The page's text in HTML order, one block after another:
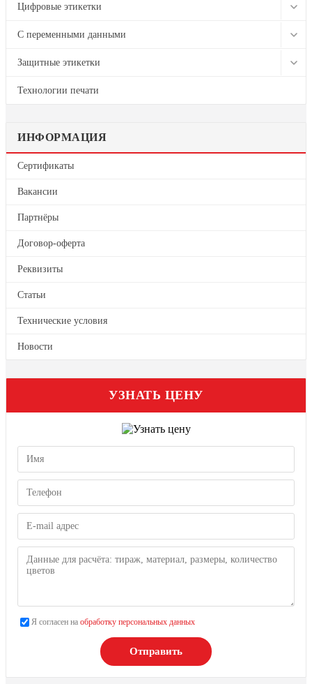
Цветные этикетки
На бутылки, банки, крышки
Термонаклейки
Цифровые этикетки
На пленке
С переменными данными
Со штрихкодом
Защитные этикетки
Пломбовые наклейки
Технологии печати
ИНФОРМАЦИЯ
Сертификаты
Вакансии
Партнёры
Договор-оферта
Реквизиты
Статьи
Технические условия
Новости
УЗНАТЬ ЦЕНУ
Я согласен на обработку персональных данных
Отправить